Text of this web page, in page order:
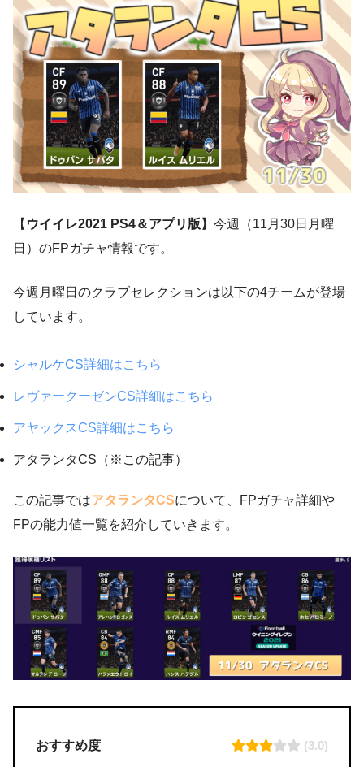
【 ウイイレ2021 PS4＆アプリ版 】今週（11月30日月曜
日）のFPガチャ情報です。
今週月曜日のクラブセレクションは以下の4チームが登場
しています。
シャルケCS詳細はこちら
レヴァークーゼンCS詳細はこちら
アヤックスCS詳細はこちら
アタランタCS（※この記事）
この記事ではアタランタCSについて、FPガチャ詳細や
FPの能力値一覧を紹介していきます。
おすすめ度 (3.0)